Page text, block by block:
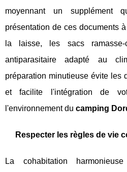
moyennant un supplément
présentation de ces documents
la laisse, les sacs
antiparasitaire adapté au
préparation minutieuse évite les
et facilite l'intégration de
l'environnement du camping
Respecter les règles de vie
La cohabitation